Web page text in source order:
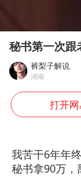
Play
秘书第一次跟
裤梨子解说
湖南
打开
我苦干6年年
秘书拿90万，